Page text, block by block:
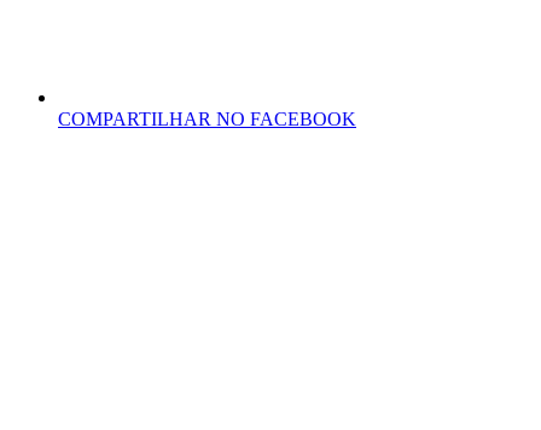
COMPARTILHAR NO FACEBOOK